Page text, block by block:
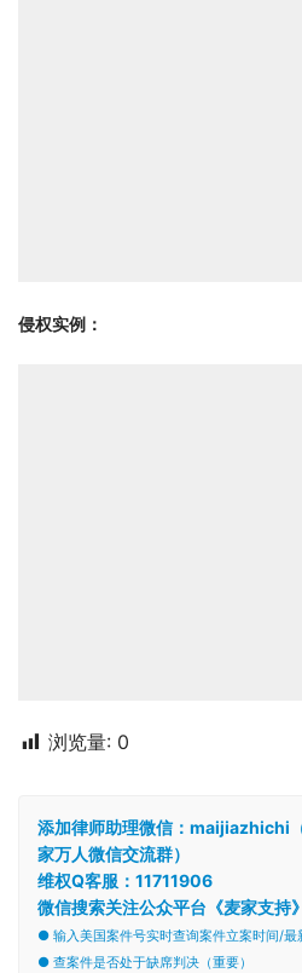
侵权实例：
浏览量: 0
添加律师助理微信：maijiazhichi
家万人微信交流群）
维权Q客服：11711906
微信搜索关注公众平台《麦家支持
● 输入美国案件号实时查询案件立案时间/最
● 查案件是否处于缺席判决（重要）